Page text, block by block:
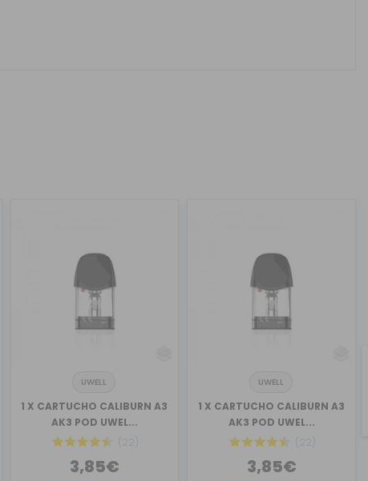
UWELL
1 X CARTUCHO CALIBURN A3
AK3 POD UWEL...
(22)
3,85€
UWELL
1 X CARTUCHO CALIBURN A3
AK3 POD UWEL...
(22)
3,85€